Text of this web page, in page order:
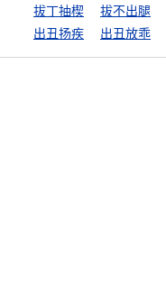
拔丁抽楔 拔不出腿
出丑扬疾
出丑放乖